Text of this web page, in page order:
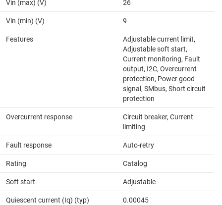
Vin (max) (V) 26
Vin (min) (V) 9
Features
Adjustable current limit,
Adjustable soft start,
Current monitoring, Fault
output, I2C, Overcurrent
protection, Power good
signal, SMbus, Short circuit
protection
Overcurrent response
Circuit breaker, Current
limiting
Fault response Auto-retry
Rating Catalog
Soft start Adjustable
Quiescent current (Iq) (typ)
0.00045